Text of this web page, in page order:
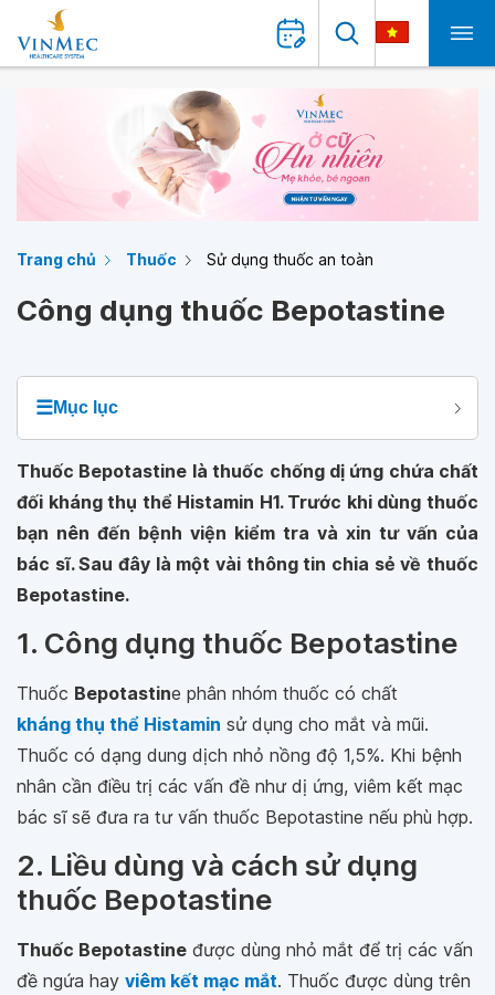
Trang chủ Thuốc Sử dụng thuốc an toàn
Công dụng thuốc Bepotastine
☰Mục lục
Thuốc Bepotastine là thuốc chống dị ứng chứa chất
đối kháng thụ thể Histamin H1. Trước khi dùng thuốc
bạn nên đến bệnh viện kiểm tra và xin tư vấn của
bác sĩ. Sau đây là một vài thông tin chia sẻ về thuốc
Bepotastine.
1. Công dụng thuốc Bepotastine
Thuốc Bepotastine phân nhóm thuốc có chất
kháng thụ thể Histamin sử dụng cho mắt và mũi.
Thuốc có dạng dung dịch nhỏ nồng độ 1,5%. Khi bệnh
nhân cần điều trị các vấn đề như dị ứng, viêm kết mạc
bác sĩ sẽ đưa ra tư vấn thuốc Bepotastine nếu phù hợp.
2. Liều dùng và cách sử dụng
thuốc Bepotastine
Thuốc Bepotastine được dùng nhỏ mắt để trị các vấn
đề ngứa hay viêm kết mạc mắt. Thuốc được dùng trên